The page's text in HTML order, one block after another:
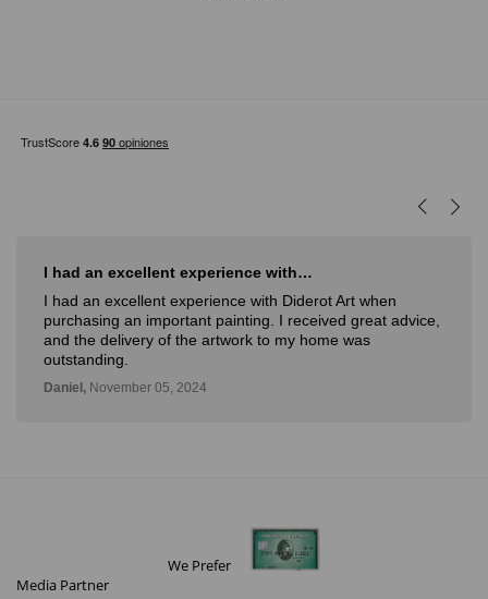
when
great advice,
I love Diderot
I love Diderot. Great attention, Spectacular
Verónica,November 14, 2024
We Prefer
Media Partner